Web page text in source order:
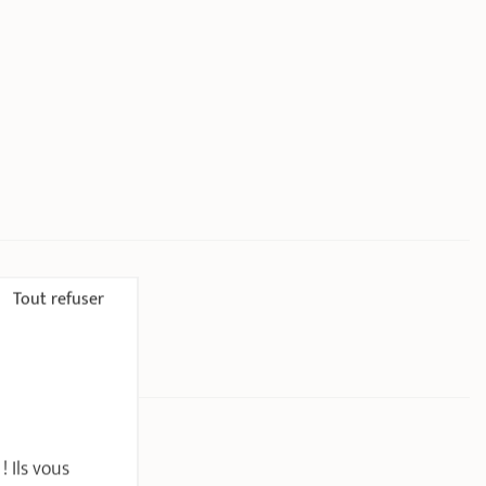
Ils vous
Tout refuser